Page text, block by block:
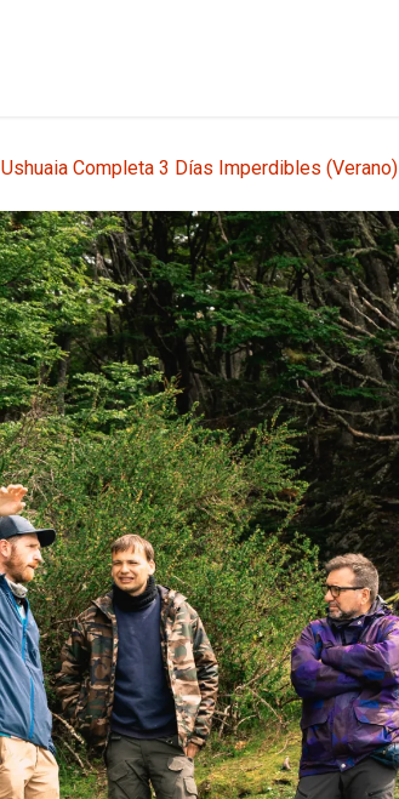
Ushuaia Completa 3 Días Imperdibles (Verano)